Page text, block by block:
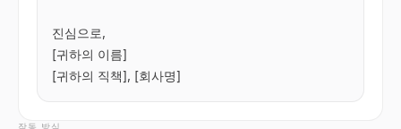
진심으로,
[귀하의 이름]
[귀하의 직책], [회사명]
작동 방식